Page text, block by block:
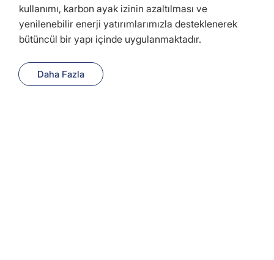
kullanımı, karbon ayak izinin azaltılması ve
yenilenebilir enerji yatırımlarımızla desteklenerek
bütüncül bir yapı içinde uygulanmaktadır.
Daha Fazla